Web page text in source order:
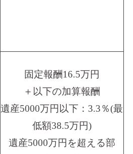
固定報酬16.5万円
＋以下の加算報酬
遺産5000万円以下：3.3％(最
低額38.5万円)
遺産5000万円を超える部